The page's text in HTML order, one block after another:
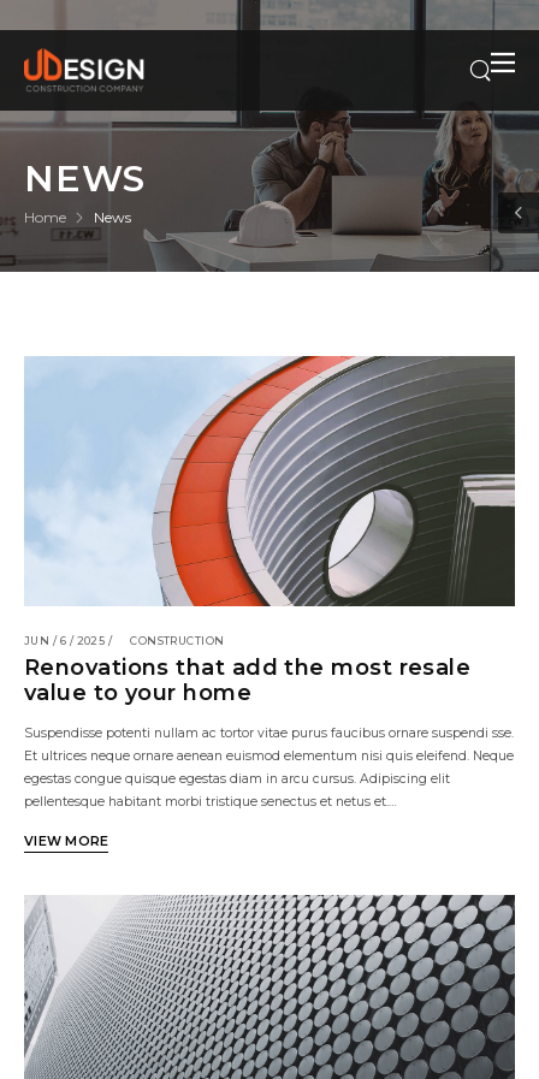
NEWS
Home News
JUN / 6 / 2025 / CONSTRUCTION
Renovations that add the most resale
value to your home
Suspendisse potenti nullam ac tortor vitae purus faucibus ornare suspendi sse.
Et ultrices neque ornare aenean euismod elementum nisi quis eleifend. Neque
egestas congue quisque egestas diam in arcu cursus. Adipiscing elit
pellentesque habitant morbi tristique senectus et netus et.…
VIEW MORE